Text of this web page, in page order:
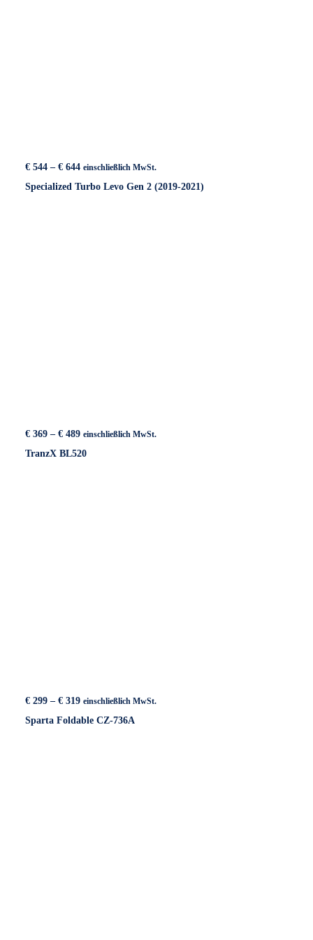
€ 544 – € 644Preisspanne:
bis
einschließlich MwSt.
Specialized Turbo Levo Gen 2 (2019-2021)
€ 369 – € 489Preisspanne:
bis
einschließlich MwSt.
TranzX BL520
€ 299 – € 319Preisspanne:
bis
einschließlich MwSt.
Sparta Foldable CZ-736A